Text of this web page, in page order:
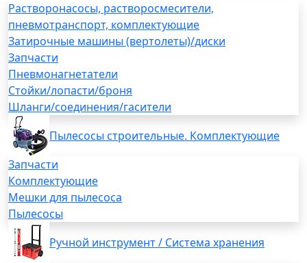
Растворонасосы, растворосмесители,
пневмотранспорт, комплектующие
Затирочные машины (вертолеты)/диски
Запчасти
Пневмонагнетатели
Стойки/лопасти/броня
Шланги/соединения/гасители
Пылесосы строительные. Комплектующие
Запчасти
Комплектующие
Мешки для пылесоса
Пылесосы
Ручной инструмент / Система хранения